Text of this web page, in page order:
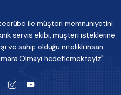
ile müşteri memnuniyetini
servis ekibi, müşteri isteklerine
ve sahip olduğu nitelikli insan
Olmayı hedeflemekteyiz"